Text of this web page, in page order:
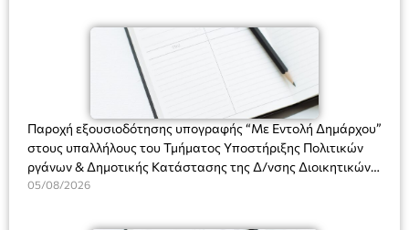
Πλαστήρα), E&G Mini market (Δημοκρατίας 39 Ιεράπετρα)
και στο more.com Χώρος: 3ο Γυμνάσιο Ιεράπετρας
(Είσοδος ΕΠΑ.Λ.) Έναρξη 21:15 Οργάνωση: ΚΝΩΣΟΣ
ΘΕΑΤΡΙΚΕΣ ΠΑΡΑΓΩΓΕΣ ΕΕ
(Ν. 5314/2026).»
Παροχή εξουσιοδότησης υπογραφής “Με Εντολή Δημάρχου”
στους υπαλλήλους του Τμήματος Υποστήριξης Πολιτικών
ργάνων & Δημοτικής Κατάστασης της Δ/νσης Διοικητικών
Υπηρεσιών για αποφάσεις, πιστοποιητικά, πράξεις και
(Ν. 5314/2026).»
05/08/2026